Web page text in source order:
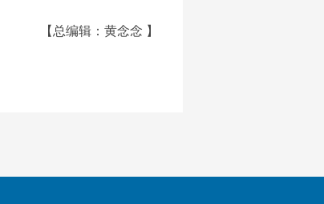
【总编辑：黄念念 】